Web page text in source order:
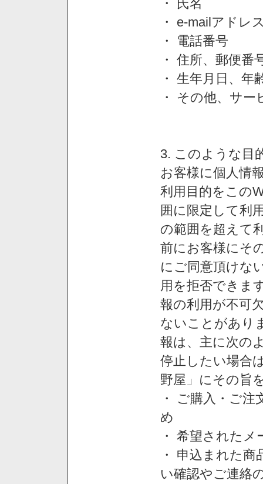
・ 氏名
・ e-mailアドレ
・ 電話番号
・ 住所、郵便番
・ 生年月日、年
・ その他、サ
3. このような目
お客様に個人情
利用目的をこの
囲に限定して利
の範囲を超えて
前にお客様にそ
にご同意頂けな
用を拒否できま
報の利用が不可
ないことがあり
報は、主に次の
停止したい場合
野屋」にその旨
・ ご購入・ご
め
・ 希望された
・ 申込まれた
い確認やご連絡